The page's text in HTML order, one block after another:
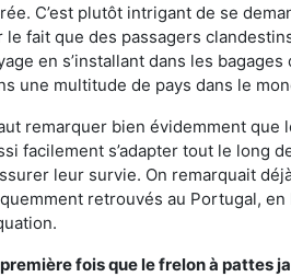
C’est plutôt intrigant de se
le fait que des passagers
en s’installant dans les
une multitude de pays dans le
remarquer bien évidemment que
facilement s’adapter tout le long
leur survie. On remarquait
retrouvés au Portugal, en
première fois que le frelon à pattes